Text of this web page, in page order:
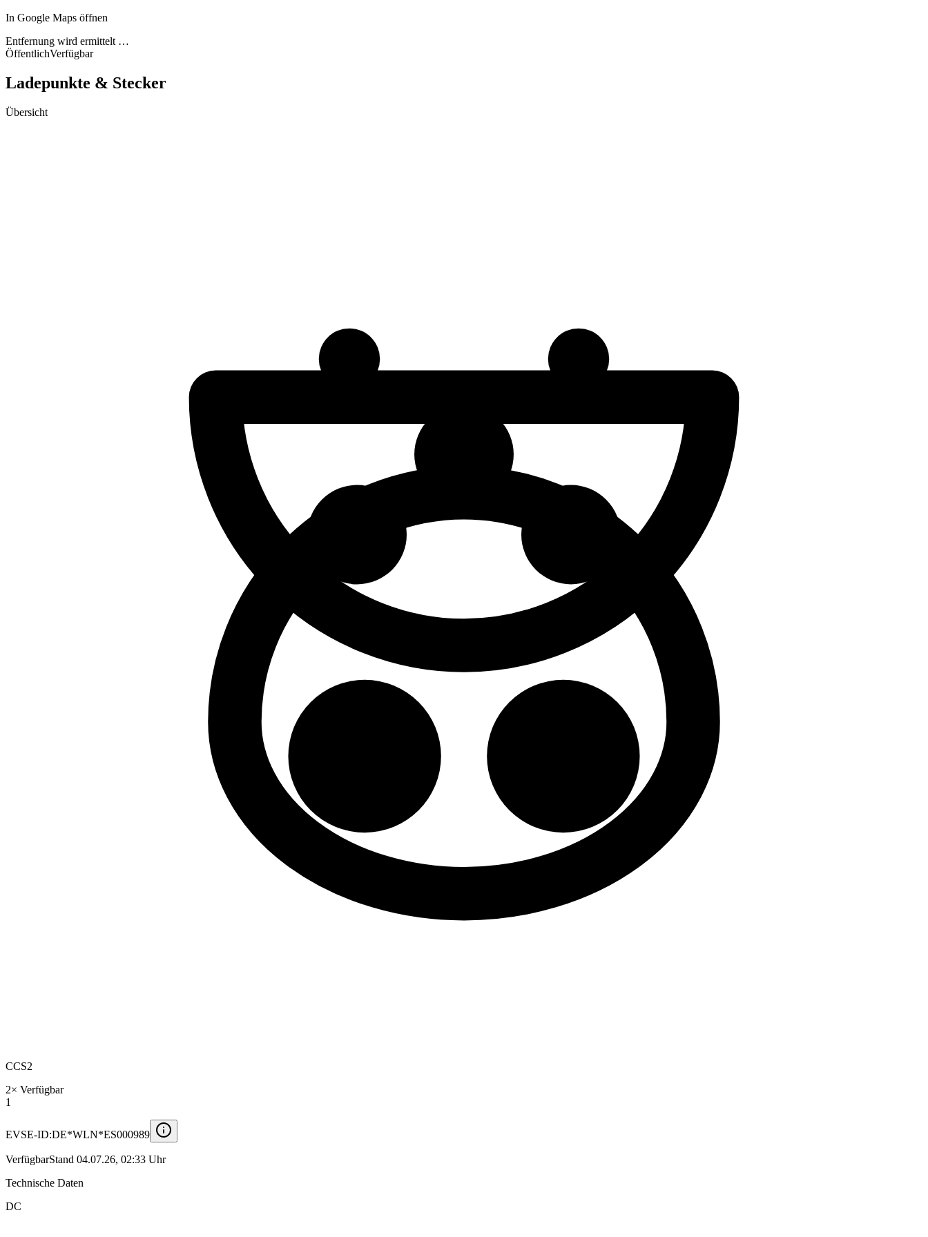
In Google Maps öffnen
Entfernung wird ermittelt …
ÖffentlichVerfügbar
Ladepunkte & Stecker
Übersicht
CCS2
2× Verfügbar
1
EVSE-ID:DE*WLN*ES000989
VerfügbarStand 04.07.26, 02:33 Uhr
Technische Daten
DC